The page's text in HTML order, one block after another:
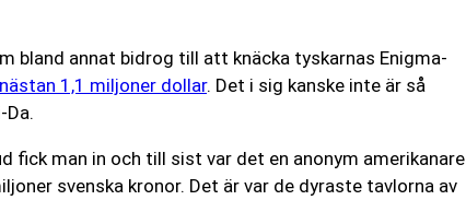
bland annat bidrog till att knäcka tyskarnas Enigma-
1,1 miljoner dollar. Det i sig kanske inte är så
fick man in och till sist var det en anonym amerikanare
svenska kronor. Det är var de dyraste tavlorna av